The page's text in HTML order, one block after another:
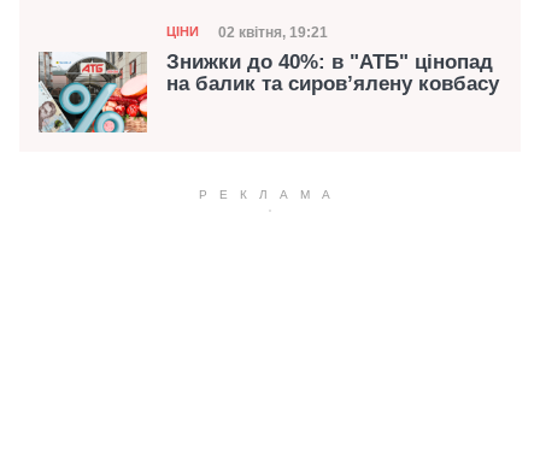
Категорія
ЦІНИ Дата публікації
02 квітня, 19:21
Знижки до 40%: в "АТБ" цінопад
на балик та сировʼялену ковбасу